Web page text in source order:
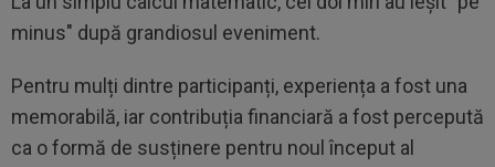
minus" după grandiosul eveniment.
Pentru mulți dintre participanți, experiența a fost una
memorabilă, iar contribuția financiară a fost percepută
ca o formă de susținere pentru noul început al